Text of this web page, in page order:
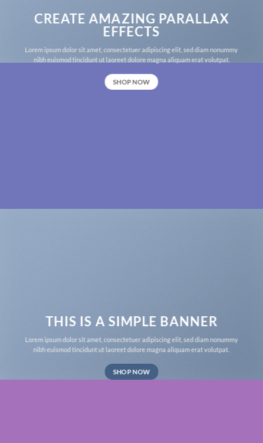
CREATE AMAZING PARALLAX
EFFECTS
Lorem ipsum dolor sit amet, consectetuer adipiscing elit, sed diam nonummy
nibh euismod tincidunt ut laoreet dolore magna aliquam erat volutpat.
SHOP NOW
THIS IS A SIMPLE BANNER
Lorem ipsum dolor sit amet, consectetuer adipiscing elit, sed diam nonummy
nibh euismod tincidunt ut laoreet dolore magna aliquam erat volutpat.
SHOP NOW